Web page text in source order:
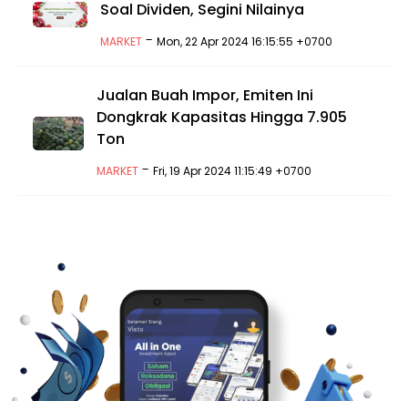
Soal Dividen, Segini Nilainya
MARKET- Mon, 22 Apr 2024 16:15:55 +0700
Jualan Buah Impor, Emiten Ini
Dongkrak Kapasitas Hingga 7.905
Ton
MARKET- Fri, 19 Apr 2024 11:15:49 +0700